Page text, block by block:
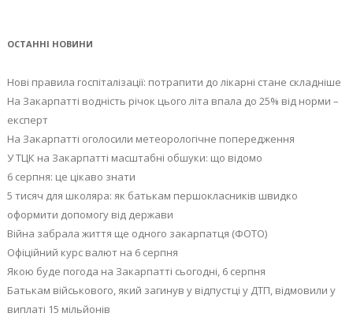
ОСТАННІ НОВИНИ
Нові правила госпіталізації: потрапити до лікарні стане складніше
На Закарпатті водність річок цього літа впала до 25% від норми –
експерт
На Закарпатті оголосили метеорологічне попередження
У ТЦК на Закарпатті масштабні обшуки: що відомо
6 серпня: це цікаво знати
5 тисяч для школяра: як батькам першокласників швидко
оформити допомогу від держави
Війна забрала життя ще одного закарпатця (ФОТО)
Офіційний курс валют на 6 серпня
Якою буде погода на Закарпатті сьогодні, 6 серпня
Батькам військового, який загинув у відпустці у ДТП, відмовили у
виплаті 15 мільйонів